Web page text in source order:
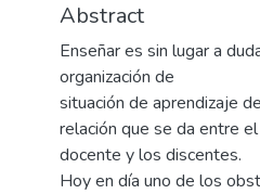
Abstract
Enseñar es sin lugar a
organización de
situación de aprendizaje
relación que se da entre el
docente y los discentes.
Hoy en día uno de los